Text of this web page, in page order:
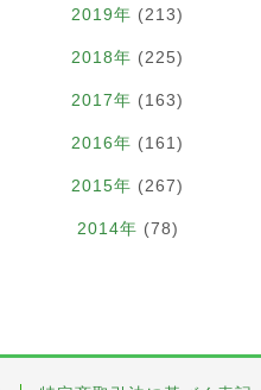
2019年 (213)
2018年 (225)
2017年 (163)
2016年 (161)
2015年 (267)
2014年 (78)